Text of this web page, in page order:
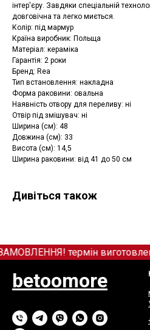
інтер'єру. Завдяки спеціальній
довговічна та легко миється.
Колір: під мармур
Країна виробник: Польща
Матеріал: кераміка
Гарантія: 2 роки
Бренд: Rea
Тип встановлення: накладна
Форма раковини: овальна
Наявність отвору для переливу: ні
Отвір під змішувач: ні
Ширина (см): 48
Довжина (см): 33
Висота (см): 14,5
Ширина раковини: від 41 до 50 см
Дивіться також
термін
betoomore